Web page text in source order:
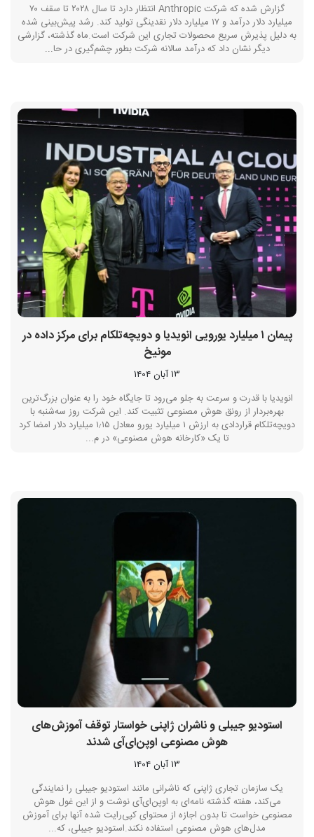
گزارش شده که شرکت Anthropic انتظار دارد تا سال ۲۰۲۸ تا سقف ۷۰
میلیارد دلار درآمد و ۱۷ میلیارد دلار نقدینگی تولید کند. رشد پیش‌بینی شده
به دلیل پذیرش سریع محصولات تجاری این شرکت است.ماه گذشته، گزارشی
دیگر نشان داد که درآمد سالانه شرکت بطور چشم‌گیری در حا...
پیمان ۱ میلیارد یورویی انویدیا و دویچه‌تلکام برای مرکز داده در
مونیخ
13 آبان 1404
انویدیا با قدرت و سرعت به جلو می‌رود تا جایگاه خود را به عنوان بزرگ‌ترین
بهره‌بردار از رونق هوش مصنوعی تثبیت کند. این شرکت روز سه‌شنبه با
دویچه‌تلکام قراردادی به ارزش ۱ میلیارد یورو معادل ۱٫۱۵ میلیارد دلار امضا کرد
تا یک «کارخانه هوش مصنوعی» در م...
استودیو جیبلی و ناشران ژاپنی خواستار توقف آموزش‌های
هوش مصنوعی اوپن‌ای‌آی شدند
13 آبان 1404
یک سازمان تجاری ژاپنی که ناشرانی مانند استودیو جیبلی را نمایندگی
می‌کند، هفته گذشته نامه‌ای به اوپن‌ای‌آی نوشت و از این غول هوش
مصنوعی خواست تا بدون اجازه از محتوای کپی‌رایت شده آنها برای آموزش
مدل‌های هوش مصنوعی استفاده نکند.استودیو جیبلی، که...